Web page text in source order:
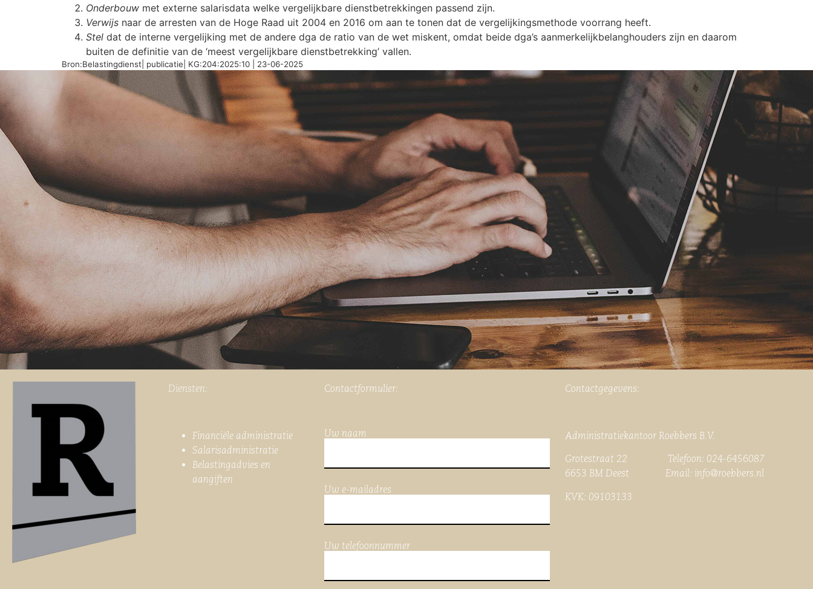
Onderbouw met externe salarisdata welke vergelijkbare dienstbetrekkingen passend zijn.
Verwijs naar de arresten van de Hoge Raad uit 2004 en 2016 om aan te tonen dat de vergelijkingsmethode voorrang heeft.
Stel dat de interne vergelijking met de andere dga de ratio van de wet miskent, omdat beide dga’s aanmerkelijkbelanghouders zijn en daarom
buiten de definitie van de ‘meest vergelijkbare dienstbetrekking’ vallen.
Bron:Belastingdienst| publicatie| KG:204:2025:10 | 23-06-2025
Diensten:
Financiële administratie
Salarisadministratie
Belastingadvies en
aangiften
Contactformulier:
Uw naam
Uw e-mailadres
Uw telefoonnummer
Contactgegevens:
Administratiekantoor Roebbers B.V.
Grotestraat 22 Telefoon: 024-6456087
6653 BM Deest Email: info@roebbers.nl
KVK: 09103133